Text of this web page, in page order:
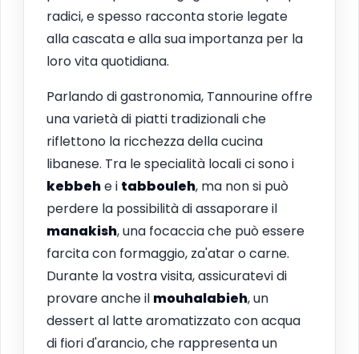
radici, e spesso racconta storie legate
alla cascata e alla sua importanza per la
loro vita quotidiana.
Parlando di gastronomia, Tannourine offre
una varietà di piatti tradizionali che
riflettono la ricchezza della cucina
libanese. Tra le specialità locali ci sono i
kebbehe i tabbouleh, ma non si può
perdere la possibilità di assaporare il
manakish, una focaccia che può essere
farcita con formaggio, za'atar o carne.
Durante la vostra visita, assicuratevi di
provare anche il mouhalabieh, un
dessert al latte aromatizzato con acqua
di fiori d'arancio, che rappresenta un